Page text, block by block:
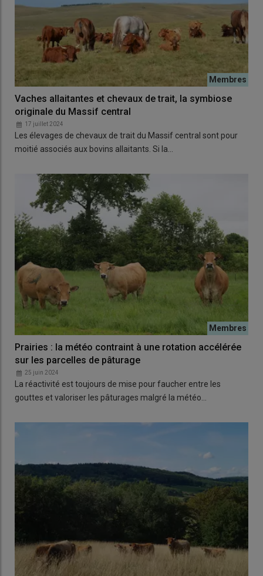
Vaches allaitantes et chevaux de trait, la symbiose
originale du Massif central
17 juillet 2024
Les élevages de chevaux de trait du Massif central sont pour
moitié associés aux bovins allaitants. Si la…
Prairies : la météo contraint à une rotation accélérée
sur les parcelles de pâturage
25 juin 2024
La réactivité est toujours de mise pour faucher entre les
gouttes et valoriser les pâturages malgré la météo…